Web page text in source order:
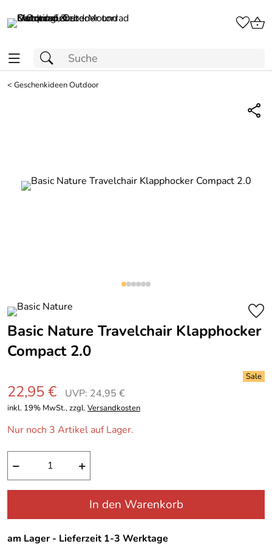
<Geschenkideen Outdoor
Basic Nature Travelchair Klapphocker
Compact 2.0
22,95 € UVP: 24,95 €
inkl. 19% MwSt., zzgl.Versandkosten
Nur noch 3 Artikel auf Lager.
− +
In den Warenkorb
am Lager - Lieferzeit 1-3 Werktage